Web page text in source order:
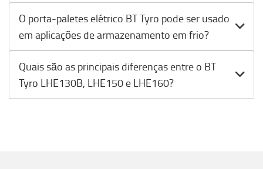
O porta-paletes elétrico BT Tyro pode ser usado
em aplicações de armazenamento em frio?
Quais são as principais diferenças entre o BT
Tyro LHE130B, LHE150 e LHE160?